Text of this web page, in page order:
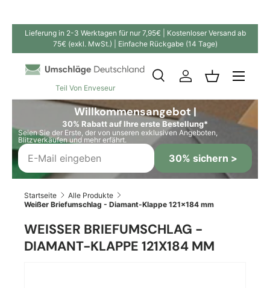
Direkt zum Inhalt
Lieferung in 2-3 Werktagen für nur 7,95€ | Kostenloser Versand ab
75€ (exkl. MwSt.) | Einfache Rückgabe (14 Tage)
Teil Von Enveseur
SuchenSuchen
SucheEinloggen
Willkommensangebot |
30% Rabatt auf Ihre erste Bestellung*
Seien Sie der Erste, der von unseren exklusiven Angeboten,
Blitzverkäufen und mehr erfährt.
30% sichern >
Startseite
Alle Produkte
Weißer Briefumschlag - Diamant-Klappe 121x184 mm
WEISSER BRIEFUMSCHLAG - D
IAMANT-KLAPPE 121X184 MM